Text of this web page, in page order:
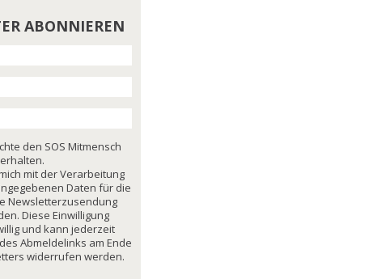
ABONNIEREN
den SOS Mitmensch
mit der Verarbeitung
Daten für die
Newsletterzusendung
Diese Einwilligung
und kann jederzeit
Abmeldelinks am Ende
widerrufen werden.